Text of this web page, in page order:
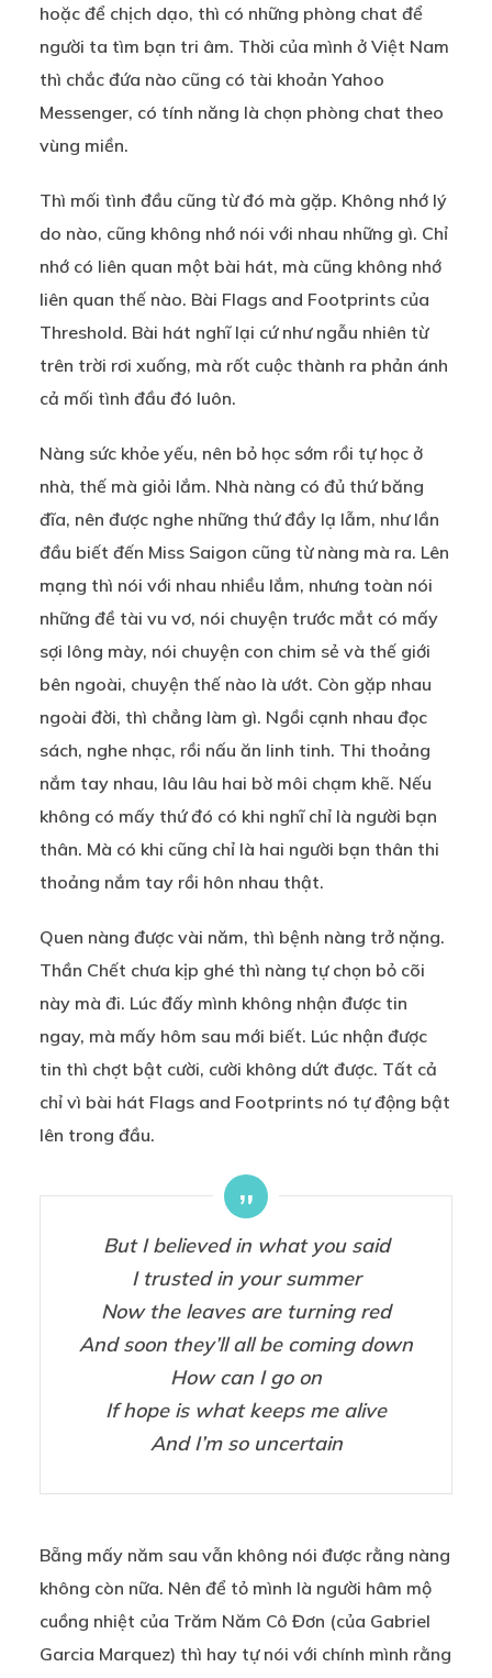
hoặc để chịch dạo, thì có những phòng chat để
người ta tìm bạn tri âm. Thời của mình ở Việt Nam
thì chắc đứa nào cũng có tài khoản Yahoo
Messenger, có tính năng là chọn phòng chat theo
vùng miền.
Thì mối tình đầu cũng từ đó mà gặp. Không nhớ lý
do nào, cũng không nhớ nói với nhau những gì. Chỉ
nhớ có liên quan một bài hát, mà cũng không nhớ
liên quan thế nào. Bài Flags and Footprints của
Threshold. Bài hát nghĩ lại cứ như ngẫu nhiên từ
trên trời rơi xuống, mà rốt cuộc thành ra phản ánh
cả mối tình đầu đó luôn.
Nàng sức khỏe yếu, nên bỏ học sớm rồi tự học ở
nhà, thế mà giỏi lắm. Nhà nàng có đủ thứ băng
đĩa, nên được nghe những thứ đầy lạ lẫm, như lần
đầu biết đến Miss Saigon cũng từ nàng mà ra. Lên
mạng thì nói với nhau nhiều lắm, nhưng toàn nói
những đề tài vu vơ, nói chuyện trước mắt có mấy
sợi lông mày, nói chuyện con chim sẻ và thế giới
bên ngoài, chuyện thế nào là ướt. Còn gặp nhau
ngoài đời, thì chẳng làm gì. Ngồi cạnh nhau đọc
sách, nghe nhạc, rồi nấu ăn linh tinh. Thi thoảng
nắm tay nhau, lâu lâu hai bờ môi chạm khẽ. Nếu
không có mấy thứ đó có khi nghĩ chỉ là người bạn
thân. Mà có khi cũng chỉ là hai người bạn thân thi
thoảng nắm tay rồi hôn nhau thật.
Quen nàng được vài năm, thì bệnh nàng trở nặng.
Thần Chết chưa kịp ghé thì nàng tự chọn bỏ cõi
này mà đi. Lúc đấy mình không nhận được tin
ngay, mà mấy hôm sau mới biết. Lúc nhận được
tin thì chợt bật cười, cười không dứt được. Tất cả
chỉ vì bài hát Flags and Footprints nó tự động bật
lên trong đầu.
But I believed in what you said
I trusted in your summer
Now the leaves are turning red
And soon they’ll all be coming down
How can I go on
If hope is what keeps me alive
And I’m so uncertain
Bẵng mấy năm sau vẫn không nói được rằng nàng
không còn nữa. Nên để tỏ mình là người hâm mộ
cuồng nhiệt của Trăm Năm Cô Đơn (của Gabriel
Garcia Marquez) thì hay tự nói với chính mình rằng